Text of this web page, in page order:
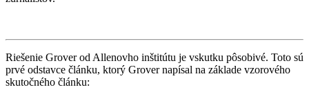
Riešenie Grover od Allenovho inštitútu je vskutku pôsobivé. Toto sú
prvé odstavce článku, ktorý Grover napísal na základe vzorového
skutočného článku: